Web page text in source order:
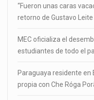
“Fueron unas caras
retorno de Gustavo Leite
MEC oficializa el
estudiantes de todo el
Paraguaya residente en
propia con Che Róga